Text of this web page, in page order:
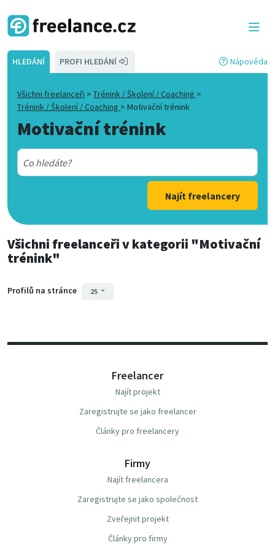
HLEDÁNÍ PROFI HLEDÁNÍ Nápověda
Všichni freelanceři > Trénink / Školení / Coaching >
Trénink / Školení / Coaching > Motivační trénink
Motivační trénink
Najít freelancery
Všichni freelanceřiv kategorii "Motivační
trénink"
Profilů na stránce 25
Freelancer
Najít projekt
Zaregistrujte se jako freelancer
Články pro freelancery
Firmy
Najít freelancera
Zaregistrujte se jako společnost
Zveřejnit projekt
Články pro firmy